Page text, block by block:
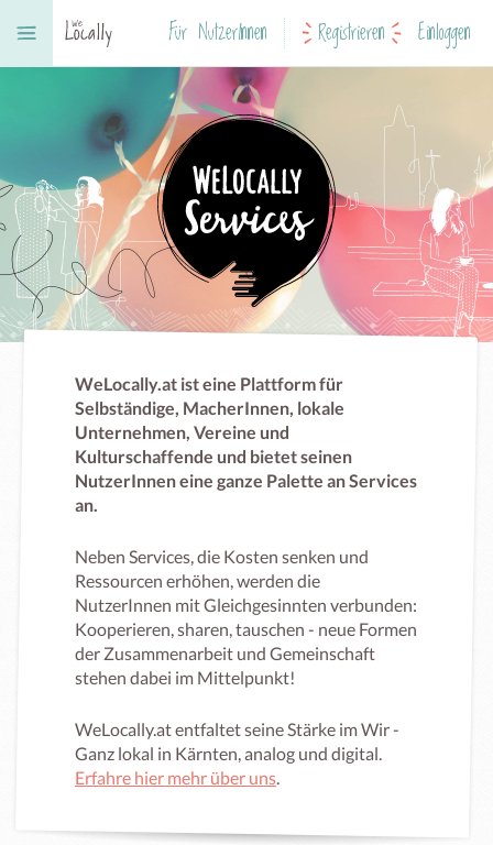
Für NutzerInnen Registrieren Einloggen
WeLocally.at ist eine Plattform für
Selbständige, MacherInnen, lokale
Unternehmen, Vereine und
Kulturschaffende und bietet seinen
NutzerInnen eine ganze Palette an Services
an.
Neben Services, die Kosten senken und
Ressourcen erhöhen, werden die
NutzerInnen mit Gleichgesinnten verbunden:
Kooperieren, sharen, tauschen - neue Formen
der Zusammenarbeit und Gemeinschaft
stehen dabei im Mittelpunkt!
WeLocally.at entfaltet seine Stärke im Wir -
Ganz lokal in Kärnten, analog und digital.
Erfahre hier mehr über uns.